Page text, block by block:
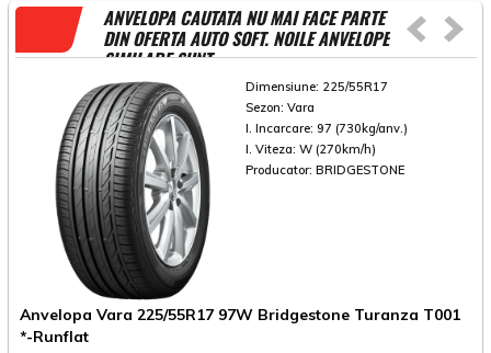
ANVELOPA CAUTATA NU MAI FACE PARTE
DIN OFERTA AUTO SOFT. NOILE ANVELOPE
SIMILARE SUNT
Dimensiune: 225/55R17
Sezon: Vara
I. Incarcare: 97 (730kg/anv.)
I. Viteza: W (270km/h)
Producator: BRIDGESTONE
Anvelopa Vara 225/55R17 97W Bridgestone Turanza T001
*-Runflat